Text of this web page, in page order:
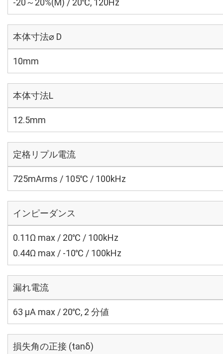
-20～20%(M) / 20℃, 120Hz
本体寸法⌀ D
10mm
本体寸法L
12.5mm
定格リプル電流
725mArms / 105℃ / 100kHz
インピーダンス
0.11Ω max / 20℃ / 100kHz
0.44Ω max / -10℃ / 100kHz
漏れ電流
63 μA max / 20℃, 2 分値
損失角の正接 (tanδ)